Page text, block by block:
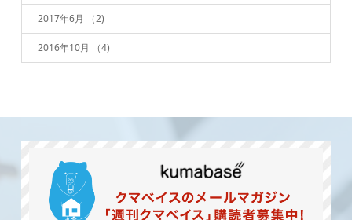
2017年6月 （2)
2016年10月 （4)